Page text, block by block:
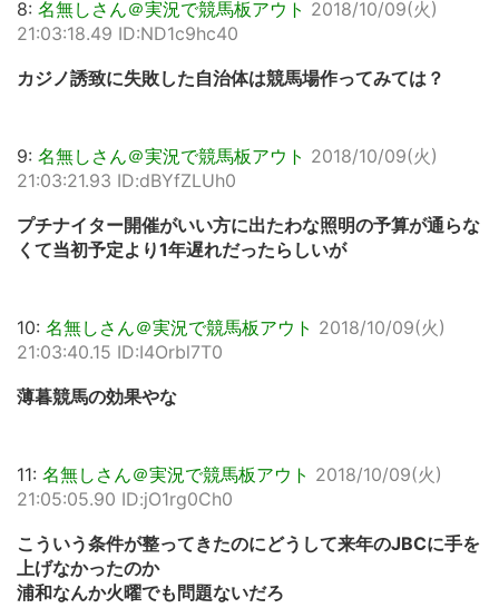
8: 名無しさん＠実況で競馬板アウト 2018/10/09(火)
21:03:18.49 ID:ND1c9hc40
カジノ誘致に失敗した自治体は競馬場作ってみては？
9: 名無しさん＠実況で競馬板アウト 2018/10/09(火)
21:03:21.93 ID:dBYfZLUh0
プチナイター開催がいい方に出たわな照明の予算が通らな
くて当初予定より1年遅れだったらしいが
10: 名無しさん＠実況で競馬板アウト 2018/10/09(火)
21:03:40.15 ID:I4Orbl7T0
薄暮競馬の効果やな
11: 名無しさん＠実況で競馬板アウト 2018/10/09(火)
21:05:05.90 ID:jO1rg0Ch0
こういう条件が整ってきたのにどうして来年のJBCに手を
上げなかったのか
浦和なんか火曜でも問題ないだろ